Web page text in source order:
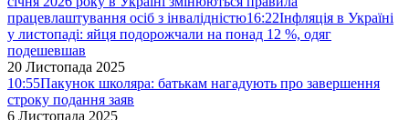
працевлаштування осіб з інвалідністю16:22Інфляція в Україні
у листопаді: яйця подорожчали на понад 12 %, одяг
подешевшав
20 Листопада 2025
10:55Пакунок школяра: батькам нагадують про завершення
строку подання заяв
6 Листопада 2025